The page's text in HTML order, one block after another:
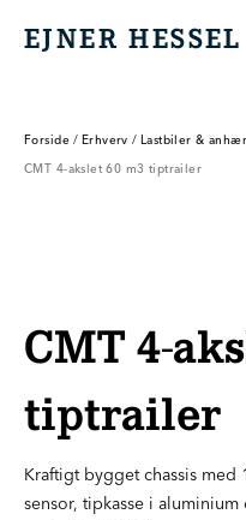
EJNER HESSEL
EJNER HESSEL
Forside / Erhverv / Lastbiler &
CMT 4-akslet 60 m3 tiptrailer
CMT 4-
tiptrailer
Kraftigt bygget chassis med
sensor, tipkasse i